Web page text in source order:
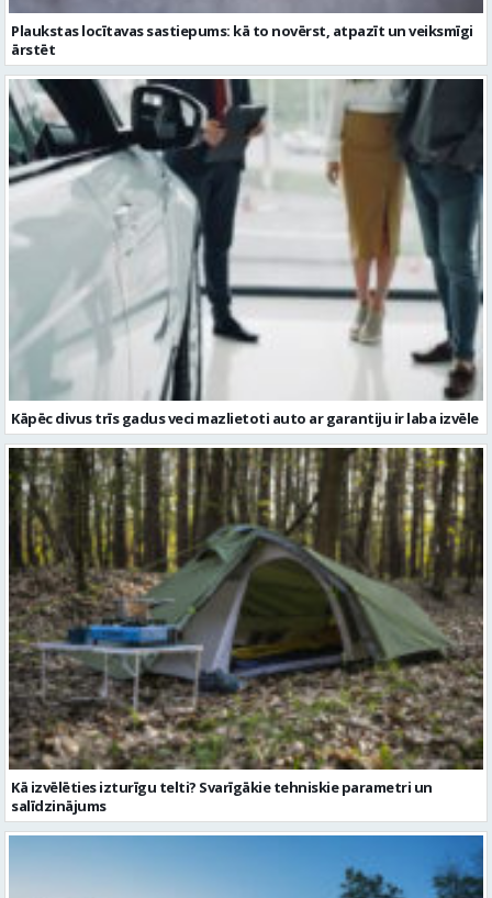
Plaukstas locītavas sastiepums: kā to novērst, atpazīt un veiksmīgi
ārstēt
Kāpēc divus trīs gadus veci mazlietoti auto ar garantiju ir laba izvēle
Kā izvēlēties izturīgu telti? Svarīgākie tehniskie parametri un
salīdzinājums